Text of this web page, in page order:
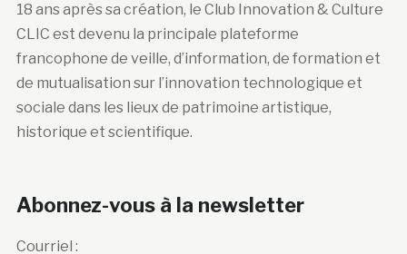
18 ans après sa création, le Club Innovation & Culture
CLIC est devenu la principale plateforme
francophone de veille, d’information, de formation et
de mutualisation sur l’innovation technologique et
sociale dans les lieux de patrimoine artistique,
historique et scientifique.
Abonnez-vous à la newsletter
Courriel :